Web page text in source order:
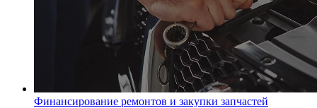
Финансирование ремонтов и закупки запчастей